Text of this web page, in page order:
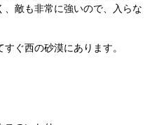
、敵も非常に強いので、入らな
ぐ西の砂漠にあります。